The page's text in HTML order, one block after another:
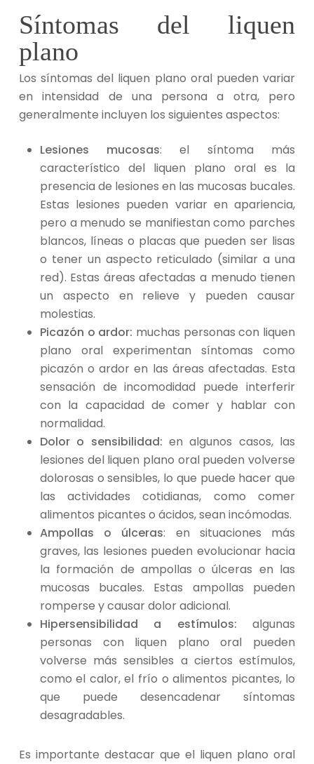
Síntomas del liquen
plano
Los síntomas del liquen plano oral pueden variar
en intensidad de una persona a otra, pero
generalmente incluyen los siguientes aspectos:
Lesiones mucosas: el síntoma más
característico del liquen plano oral es la
presencia de lesiones en las mucosas bucales.
Estas lesiones pueden variar en apariencia,
pero a menudo se manifiestan como parches
blancos, líneas o placas que pueden ser lisas
o tener un aspecto reticulado (similar a una
red). Estas áreas afectadas a menudo tienen
un aspecto en relieve y pueden causar
molestias.
Picazón o ardor: muchas personas con liquen
plano oral experimentan síntomas como
picazón o ardor en las áreas afectadas. Esta
sensación de incomodidad puede interferir
con la capacidad de comer y hablar con
normalidad.
Dolor o sensibilidad: en algunos casos, las
lesiones del liquen plano oral pueden volverse
dolorosas o sensibles, lo que puede hacer que
las actividades cotidianas, como comer
alimentos picantes o ácidos, sean incómodas.
Ampollas o úlceras: en situaciones más
graves, las lesiones pueden evolucionar hacia
la formación de ampollas o úlceras en las
mucosas bucales. Estas ampollas pueden
romperse y causar dolor adicional.
Hipersensibilidad a estímulos:algunas
personas con liquen plano oral pueden
volverse más sensibles a ciertos estímulos,
como el calor, el frío o alimentos picantes, lo
que puede desencadenar síntomas
desagradables.
Es importante destacar que el liquen plano oral